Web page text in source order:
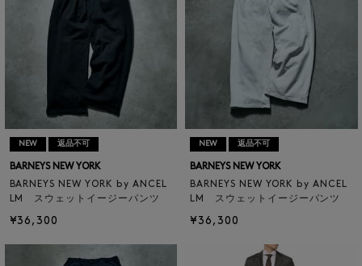
NEW 返品不可
BARNEYS NEW YORK
BARNEYS NEW YORK by ANCEL
LM スウェットイージーパンツ
¥36,300
NEW 返品不可
BARNEYS NEW YORK
BARNEYS NEW YORK by ANCEL
LM スウェットイージーパンツ
¥36,300